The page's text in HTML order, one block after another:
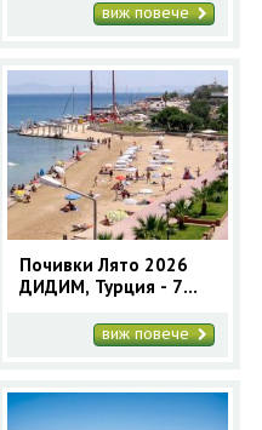
виж повече
Почивки Лято 2026
ДИДИМ, Турция - 7
програмавиж повече